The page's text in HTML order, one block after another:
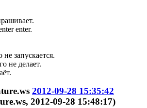
enter.
запускается.
не делает.
2012-09-28 15:35:42
2012-09-28 15:48:17)